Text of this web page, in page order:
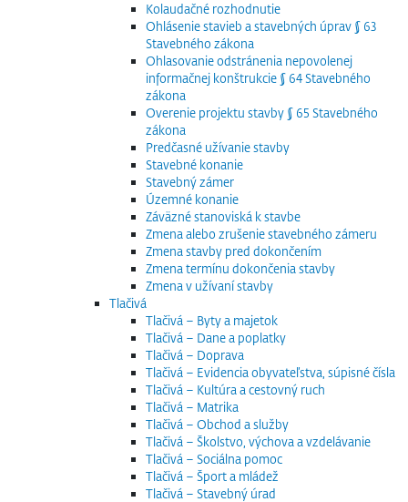
Kolaudačné rozhodnutie
Ohlásenie stavieb a stavebných úprav § 63
Stavebného zákona
Ohlasovanie odstránenia nepovolenej
informačnej konštrukcie § 64 Stavebného
zákona
Overenie projektu stavby § 65 Stavebného
zákona
Predčasné užívanie stavby
Stavebné konanie
Stavebný zámer
Územné konanie
Záväzné stanoviská k stavbe
Zmena alebo zrušenie stavebného zámeru
Zmena stavby pred dokončením
Zmena termínu dokončenia stavby
Zmena v užívaní stavby
Tlačivá
Tlačivá – Byty a majetok
Tlačivá – Dane a poplatky
Tlačivá – Doprava
Tlačivá – Evidencia obyvateľstva, súpisné čísla
Tlačivá – Kultúra a cestovný ruch
Tlačivá – Matrika
Tlačivá – Obchod a služby
Tlačivá – Školstvo, výchova a vzdelávanie
Tlačivá – Sociálna pomoc
Tlačivá – Šport a mládež
Tlačivá – Stavebný úrad